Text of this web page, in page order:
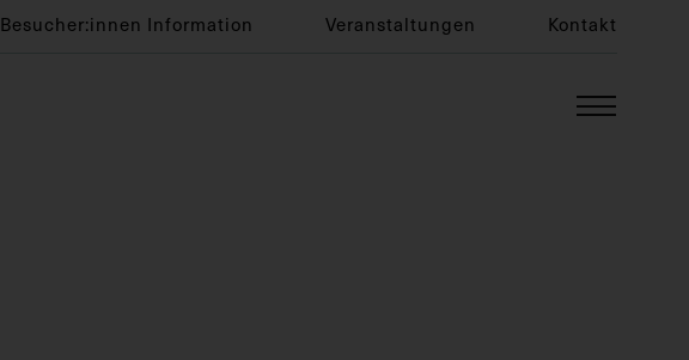
Besucher:innen Information Veranstaltungen Kontakt